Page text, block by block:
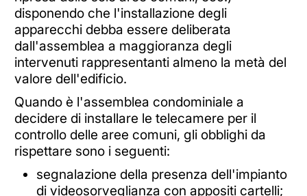
disponendo che l'installazione degli
apparecchi debba essere deliberata
dall'assemblea a maggioranza degli
intervenuti rappresentanti almeno la metà del
valore dell'edificio.
Quando è l'assemblea condominiale a
decidere di installare le telecamere per il
controllo delle aree comuni, gli obblighi da
rispettare sono i seguenti:
segnalazione della presenza dell'impianto
di videosorveglianza con appositi cartelli;